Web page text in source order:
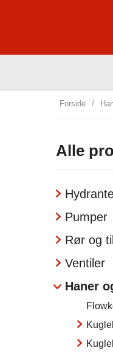
Forside /
Alle
Pumper
Rør og
Ventiler
Haner